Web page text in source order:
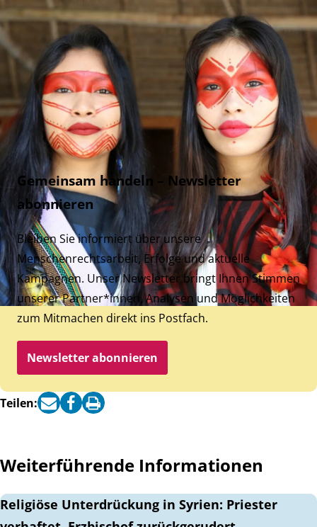
Gemeinsam handeln – Newsletter
abonnieren
Bleiben Sie informiert über unsere
Menschenrechtsarbeit, Erfolge und aktuelle
Kampagnen. Unser Newsletter bringt Ihnen Stimmen
unserer Partner*innen, Analysen und Möglichkeiten
zum Mitmachen direkt ins Postfach.
Newsletter abonnieren
Teilen:
Weiterführende Informationen
Religiöse Unterdrückung in Syrien: Priester